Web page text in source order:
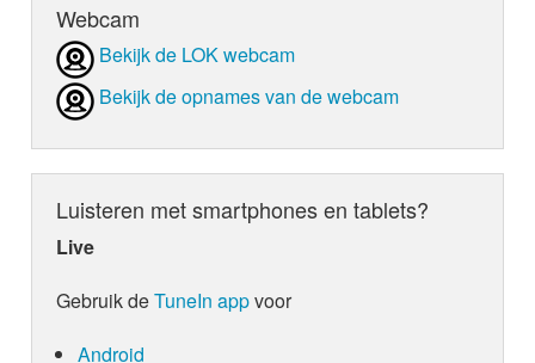
Webcam
Bekijk de LOK webcam
Bekijk de opnames van de webcam
Luisteren met smartphones en tablets?
Live
Gebruik deTuneIn appvoor
Android